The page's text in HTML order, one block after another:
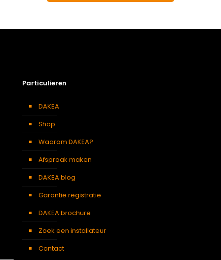
Particulieren
DAKEA
Shop
Waarom DAKEA?
Afspraak maken
DAKEA blog
Garantie registratie
DAKEA brochure
Zoek een installateur
Contact